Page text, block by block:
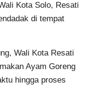
Kota Solo, Resati
di tempat
Wali Kota Resati
Ayam Goreng
hingga proses